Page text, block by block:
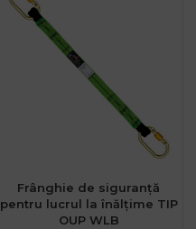
Frânghie de siguranță
pentru lucrul la înălțime TIP
OUP WLB